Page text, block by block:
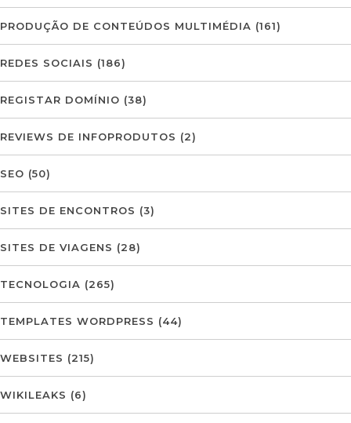
PRODUÇÃO DE CONTEÚDOS MULTIMÉDIA (161)
REDES SOCIAIS (186)
REGISTAR DOMÍNIO (38)
REVIEWS DE INFOPRODUTOS (2)
SEO (50)
SITES DE ENCONTROS (3)
SITES DE VIAGENS (28)
TECNOLOGIA (265)
TEMPLATES WORDPRESS (44)
WEBSITES (215)
WIKILEAKS (6)